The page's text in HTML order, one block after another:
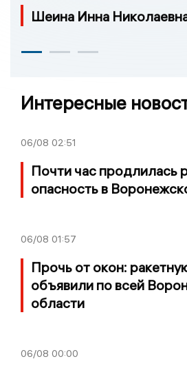
Шеина Инна
Интересные
06/08 02:51
Почти час продлилась
опасность в
06/08 01:57
Прочь от окон:
объявили по всей
области
06/08 00:00